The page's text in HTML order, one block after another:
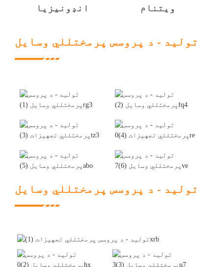
انډونیزیا ویتنام
تولید - د پروسس پرمختللي وسایل
تولید - د پروسس پرمختللي وسایل